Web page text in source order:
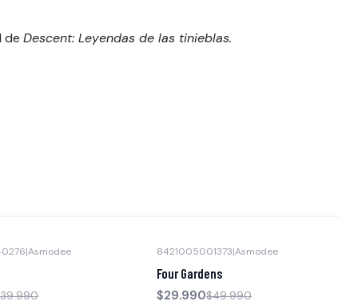
de Descent: Leyendas de las tinieblas.
|Asmodee 8421005001373|Asmodee
Four Gardens
$29.990$49.990